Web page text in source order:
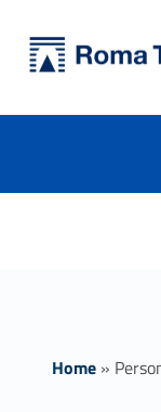
Prof.ssa MARTINA SINISI - Università Roma Tre
Home»